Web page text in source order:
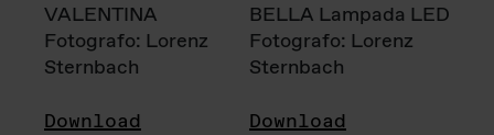
VALENTINA
Fotografo: Lorenz
Sternbach
Download
BELLA Lampada LED
Fotografo: Lorenz
Sternbach
Download